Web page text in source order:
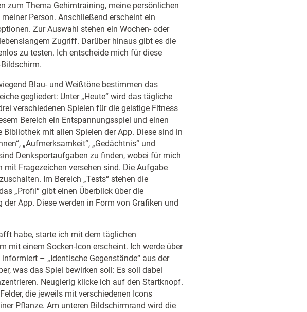
zum Thema Gehirntraining, meine persönlichen
Person. Anschließend erscheint ein
Zur Auswahl stehen ein Wochen- oder
Zugriff. Darüber hinaus gibt es die
zu testen. Ich entscheide mich für diese
Blau- und Weißtöne bestimmen das
gegliedert: Unter „Heute“ wird das tägliche
verschiedenen Spielen für die geistige Fitness
Bereich ein Entspannungsspiel und einen
Bibliothek mit allen Spielen der App. Diese sind in
„Aufmerksamkeit“, „Gedächtnis“ und
Denksportaufgaben zu finden, wobei für mich
Fragezeichen versehen sind. Die Aufgabe
Im Bereich „Tests“ stehen die
„Profil“ gibt einen Überblick über die
App. Diese werden in Form von Grafiken und
habe, starte ich mit dem täglichen
mit einem Socken-Icon erscheint. Ich werde über
– „Identische Gegenstände“ aus der
was das Spiel bewirken soll: Es soll dabei
Neugierig klicke ich auf den Startknopf.
die jeweils mit verschiedenen Icons
Pflanze. Am unteren Bildschirmrand wird die